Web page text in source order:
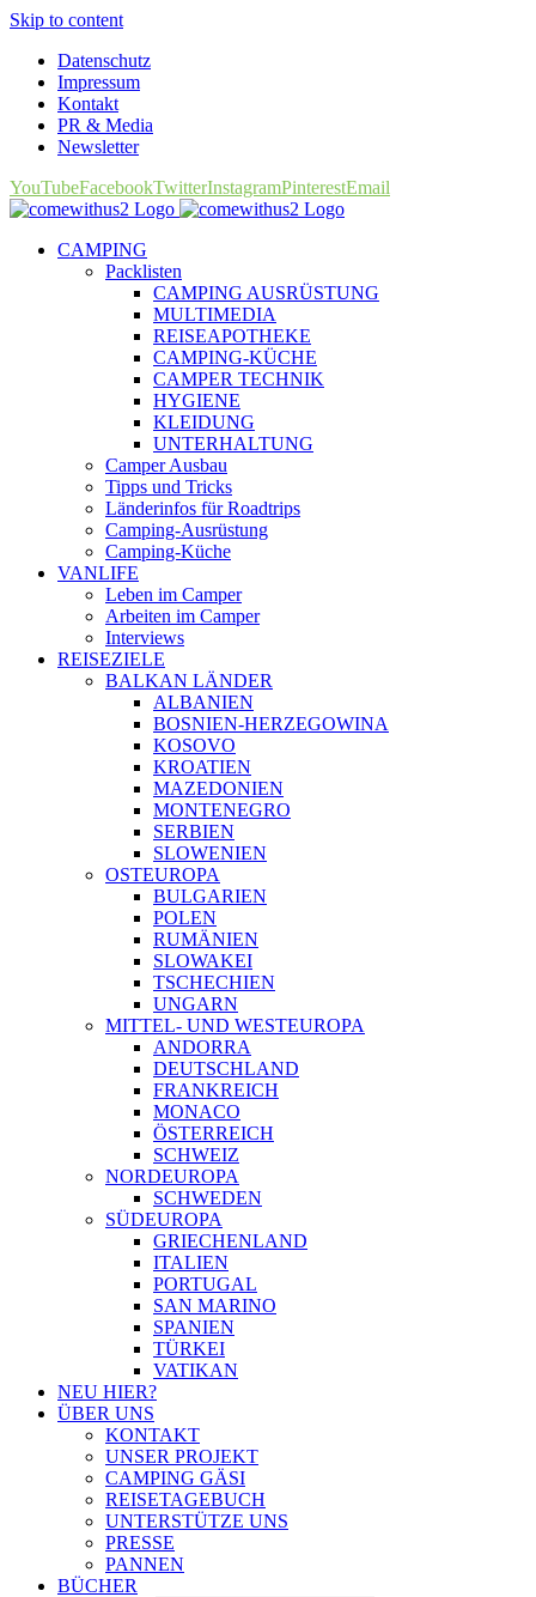
Skip to content
Datenschutz
Impressum
Kontakt
PR & Media
Newsletter
YouTubeFacebookTwitterInstagramPinterestEmail
CAMPING
Packlisten
CAMPING AUSRÜSTUNG
MULTIMEDIA
REISEAPOTHEKE
CAMPING-KÜCHE
CAMPER TECHNIK
HYGIENE
KLEIDUNG
UNTERHALTUNG
Camper Ausbau
Tipps und Tricks
Länderinfos für Roadtrips
Camping-Ausrüstung
Camping-Küche
VANLIFE
Leben im Camper
Arbeiten im Camper
Interviews
REISEZIELE
BALKAN LÄNDER
ALBANIEN
BOSNIEN-HERZEGOWINA
KOSOVO
KROATIEN
MAZEDONIEN
MONTENEGRO
SERBIEN
SLOWENIEN
OSTEUROPA
BULGARIEN
POLEN
RUMÄNIEN
SLOWAKEI
TSCHECHIEN
UNGARN
MITTEL- UND WESTEUROPA
ANDORRA
DEUTSCHLAND
FRANKREICH
MONACO
ÖSTERREICH
SCHWEIZ
NORDEUROPA
SCHWEDEN
SÜDEUROPA
GRIECHENLAND
ITALIEN
PORTUGAL
SAN MARINO
SPANIEN
TÜRKEI
VATIKAN
NEU HIER?
ÜBER UNS
KONTAKT
UNSER PROJEKT
CAMPING GÄSI
REISETAGEBUCH
UNTERSTÜTZE UNS
PRESSE
PANNEN
BÜCHER